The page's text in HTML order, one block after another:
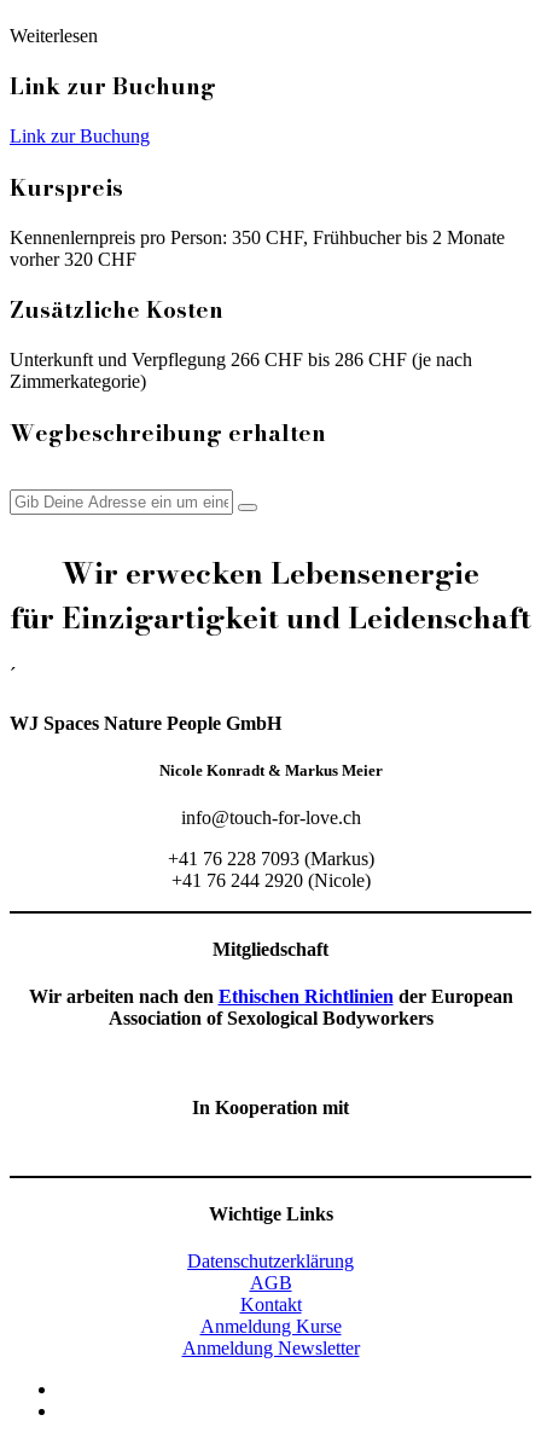
Weiterlesen
Link zur Buchung
Link zur Buchung
Kurspreis
Kennenlernpreis pro Person: 350 CHF, Frühbucher bis 2 Monate
vorher 320 CHF
Zusätzliche Kosten
Unterkunft und Verpflegung 266 CHF bis 286 CHF (je nach
Zimmerkategorie)
Wegbeschreibung erhalten
Wir erwecken Lebensenergie
für Einzigartigkeit und Leidenschaft
´
WJ Spaces Nature People GmbH
Nicole Konradt & Markus Meier
info@touch-for-love.ch
+41 76 228 7093 (Markus)
+41 76 244 2920 (Nicole)
Mitgliedschaft
Wir arbeiten nach den Ethischen Richtlinien der European
Association of Sexological Bodyworkers
In Kooperation mit
Wichtige Links
Datenschutzerklärung
AGB
Kontakt
Anmeldung Kurse
Anmeldung Newsletter